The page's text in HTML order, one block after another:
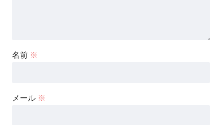
名前 ※
メール ※